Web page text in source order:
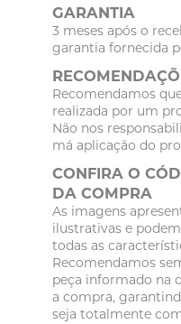
GARANTIA
3 meses após o
garantia fornecida
Recomendamos
realizada por um
Não nos
má aplicação do
CONFIRA O
DA COMPRA
As imagens
ilustrativas e
todas as
Recomendamos
peça informado na
a compra,
seja totalmente